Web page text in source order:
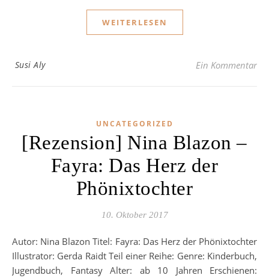
WEITERLESEN
Susi Aly Ein Kommentar
UNCATEGORIZED
[Rezension] Nina Blazon –
Fayra: Das Herz der
Phönixtochter
10. Oktober 2017
Autor: Nina Blazon Titel: Fayra: Das Herz der Phönixtochter
Illustrator: Gerda Raidt Teil einer Reihe: Genre: Kinderbuch,
Jugendbuch, Fantasy Alter: ab 10 Jahren Erschienen: